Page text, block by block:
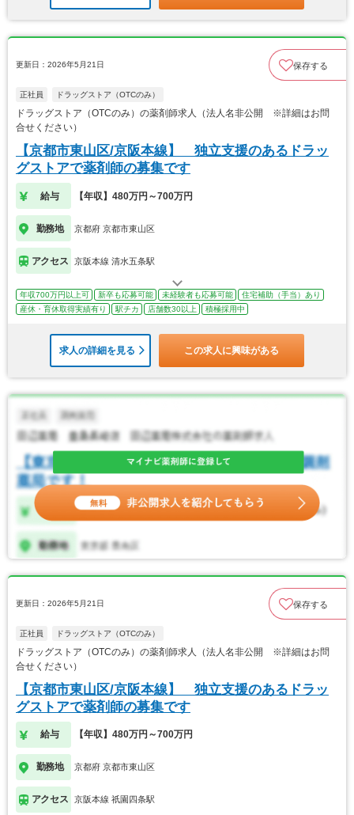
更新日：2026年5月21日 保存する
正社員 ドラッグストア（OTCのみ）
ドラッグストア（OTCのみ）の薬剤師求人（法人名非公開 ※詳細はお問
合せください）
【京都市東山区/京阪本線】 独立支援のあるドラッ
グストアで薬剤師の募集です
給与 【年収】480万円～700万円
勤務地 京都府 京都市東山区
アクセス 京阪本線 清水五条駅
年収700万円以上可 新卒も応募可能 未経験者も応募可能
住宅補助（手当）あり
産休・育休取得実績有り
駅チカ 店舗数30以上 積極採用中
求人の詳細を見る この求人に興味がある
更新日：2026年5月21日 保存する
正社員 ドラッグストア（OTCのみ）
ドラッグストア（OTCのみ）の薬剤師求人（法人名非公開 ※詳細はお問
合せください）
【京都市東山区/京阪本線】 独立支援のあるドラッ
グストアで薬剤師の募集です
給与 【年収】480万円～700万円
勤務地 京都府 京都市東山区
アクセス 京阪本線 祇園四条駅